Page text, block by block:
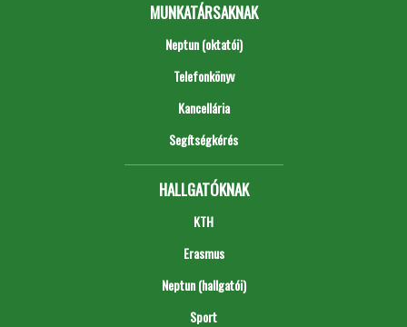
MUNKATÁRSAKNAK
Neptun (oktatói)
Telefonkönyv
Kancellária
Segítségkérés
HALLGATÓKNAK
KTH
Erasmus
Neptun (hallgatói)
Sport